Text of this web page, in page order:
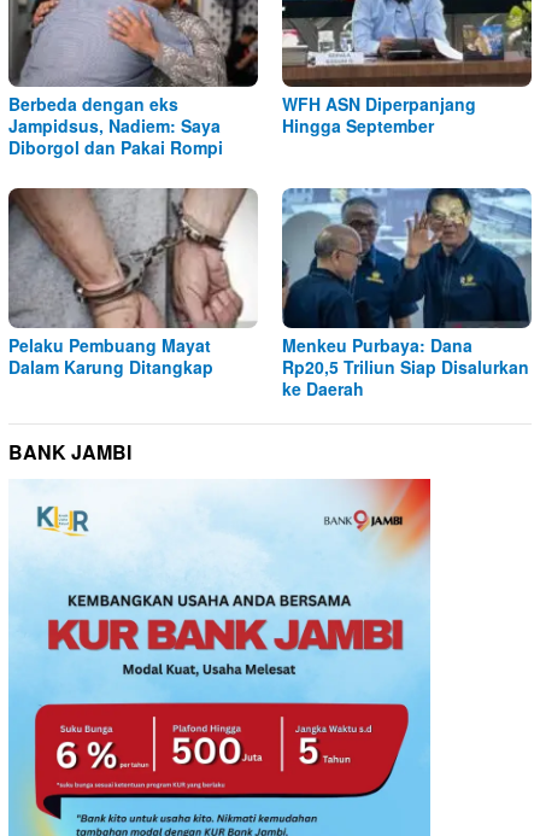
Berbeda dengan eks
Jampidsus, Nadiem: Saya
Diborgol dan Pakai Rompi
WFH ASN Diperpanjang
Hingga September
Pelaku Pembuang Mayat
Dalam Karung Ditangkap
Menkeu Purbaya: Dana
Rp20,5 Triliun Siap Disalurkan
ke Daerah
BANK JAMBI